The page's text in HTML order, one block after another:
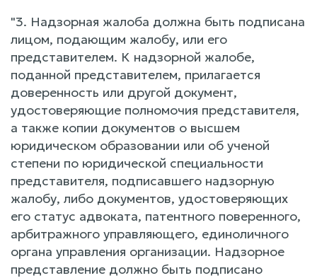
"3. Надзорная жалоба должна быть подписана
лицом, подающим жалобу, или его
представителем. К надзорной жалобе,
поданной представителем, прилагается
доверенность или другой документ,
удостоверяющие полномочия представителя,
а также копии документов о высшем
юридическом образовании или об ученой
степени по юридической специальности
представителя, подписавшего надзорную
жалобу, либо документов, удостоверяющих
его статус адвоката, патентного поверенного,
арбитражного управляющего, единоличного
органа управления организации. Надзорное
представление должно быть подписано